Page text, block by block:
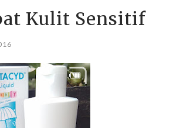
Kulit Sensitif